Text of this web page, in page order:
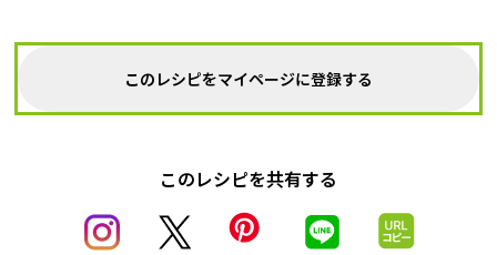
このレシピをマイページに登録する
このレシピを共有する